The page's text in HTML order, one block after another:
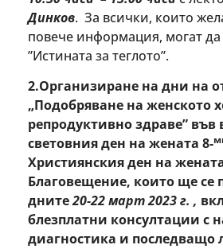
Динков. За всички, които
повече информация, могат да
”Истината за теглото”.
2.Организиране на дни на
„Подобряване на женското
репродуктивно здраве” във
световния ден на жената 8-
Християнския ден на
Благовещение, които ще се
дните20-22 март 2023 г. ,
блезплатни консултации с
диагностика и последващо